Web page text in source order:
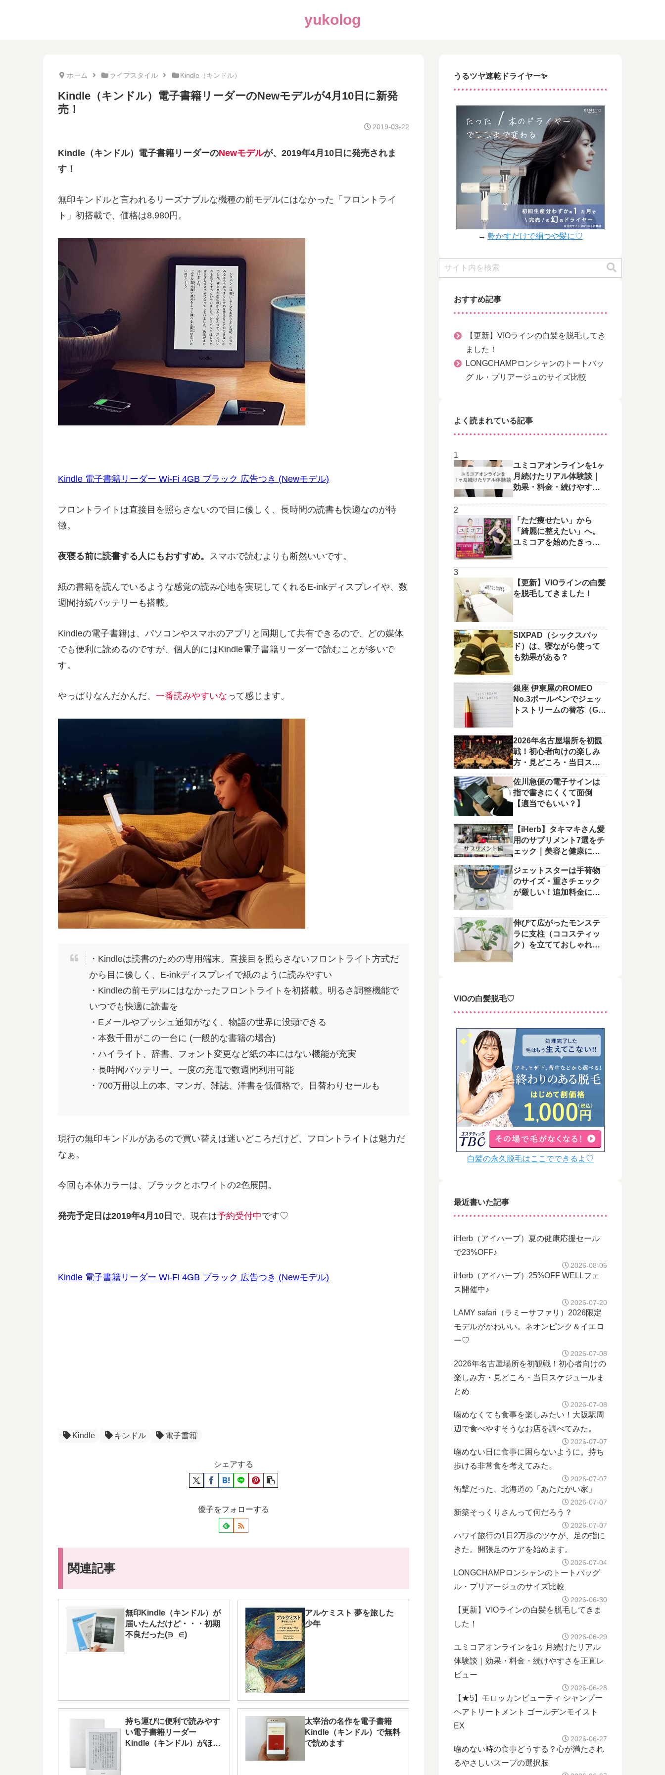
yukolog
ホーム ライフスタイル Kindle（キンドル）
Kindle（キンドル）電子書籍リーダーのNewモデルが4月10日に新発
売！
2019-03-22
Kindle（キンドル）電子書籍リーダーのNewモデルが、2019年4月10日に発売されま
す！
無印キンドルと言われるリーズナブルな機種の前モデルにはなかった「フロントライ
ト」初搭載で、価格は8,980円。
Kindle 電子書籍リーダー Wi-Fi 4GB ブラック 広告つき (Newモデル)
フロントライトは直接目を照らさないので目に優しく、長時間の読書も快適なのが特
徴。
夜寝る前に読書する人にもおすすめ。 スマホで読むよりも断然いいです。
紙の書籍を読んでいるような感覚の読み心地を実現してくれるE-inkディスプレイや、数
週間持続バッテリーも搭載。
Kindleの電子書籍は、パソコンやスマホのアプリと同期して共有できるので、どの媒体
でも便利に読めるのですが、個人的にはKindle電子書籍リーダーで読むことが多いで
す。
やっぱりなんだかんだ、 一番読みやすいなって感じます。
・Kindleは読書のための専用端末。直接目を照らさないフロントライト方式だ
から目に優しく、E-inkディスプレイで紙のように読みやすい
・Kindleの前モデルにはなかったフロントライトを初搭載。明るさ調整機能で
いつでも快適に読書を
・Eメールやプッシュ通知がなく、物語の世界に没頭できる
・本数千冊がこの一台に (一般的な書籍の場合)
・ハイライト、辞書、フォント変更など紙の本にはない機能が充実
・長時間バッテリー。一度の充電で数週間利用可能
・700万冊以上の本、マンガ、雑誌、洋書を低価格で。日替わりセールも
現行の無印キンドルがあるので買い替えは迷いどころだけど、フロントライトは魅力だ
なぁ。
今回も本体カラーは、ブラックとホワイトの2色展開。
発売予定日は2019年4月10日 で、現在は予約受付中です♡
Kindle 電子書籍リーダー Wi-Fi 4GB ブラック 広告つき (Newモデル)
Kindle キンドル 電子書籍
シェアする
優子をフォローする
関連記事
無印Kindle（キンドル）が
届いたんだけど・・・初期
不良だった(∋_∈)
アルケミスト 夢を旅した
少年
持ち運びに便利で読みやす
い電子書籍リーダー
Kindle（キンドル）がほし
太宰治の名作を電子書籍
Kindle（キンドル）で無料
で読めます
うるツヤ速乾ドライヤー✨
→ 乾かすだけで絹つや髪に♡
おすすめ記事
【更新】VIOラインの白髪を脱毛してき
ました！
LONGCHAMPロンシャンのトートバッ
グ ル・プリアージュのサイズ比較
よく読まれている記事
ユミコアオンラインを1ヶ
月続けたリアル体験談｜
効果・料金・続けやすさ
「ただ痩せたい」から
「綺麗に整えたい」へ。
ユミコアを始めたきっか
【更新】VIOラインの白髪
を脱毛してきました！
SIXPAD（シックスパッ
ド）は、寝ながら使って
も効果がある？
銀座 伊東屋のROMEO
No.3ボールペンでジェッ
トストリームの替芯（G2
2026年名古屋場所を初観
戦！初心者向けの楽しみ
方・見どころ・当日スケ
佐川急便の電子サインは
指で書きにくくて面倒
【適当でもいい？】
【iHerb】タキマキさん愛
用のサプリメント7選をチ
ェック｜美容と健康に役
ジェットスターは手荷物
のサイズ・重さチェック
が厳しい！追加料金にご
伸びて広がったモンステ
ラに支柱（ココスティッ
ク）を立てておしゃれに
VIOの白髪脱毛♡
白髪の永久脱毛はここでできるよ♡
最近書いた記事
iHerb（アイハーブ）夏の健康応援セール
で23%OFF♪
2026-08-05
iHerb（アイハーブ）25%OFF WELLフェ
ス開催中♪
2026-07-20
LAMY safari（ラミーサファリ）2026限定
モデルがかわいい。ネオンピンク＆イエロ
ー♡
2026-07-08
2026年名古屋場所を初観戦！初心者向けの
楽しみ方・見どころ・当日スケジュールま
とめ
2026-07-08
噛めなくても食事を楽しみたい！大阪駅周
辺で食べやすそうなお店を調べてみた。
2026-07-07
噛めない日に食事に困らないように。持ち
歩ける非常食を考えてみた。
2026-07-07
衝撃だった、北海道の「あたたかい家」
2026-07-07
新築そっくりさんって何だろう？
2026-07-07
ハワイ旅行の1日2万歩のツケが、足の指に
きた。開張足のケアを始めます。
2026-07-04
LONGCHAMPロンシャンのトートバッグ
ル・プリアージュのサイズ比較
2026-06-30
【更新】VIOラインの白髪を脱毛してきま
した！
2026-06-29
ユミコアオンラインを1ヶ月続けたリアル
体験談｜効果・料金・続けやすさを正直レ
ビュー
2026-06-28
【★5】モロッカンビューティ シャンプー
ヘアトリートメント ゴールデンモイスト
EX
2026-06-27
噛めない時の食事どうする？心が満たされ
るやさしいスープの選択肢